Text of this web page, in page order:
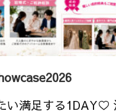
い満足する1DAY♡